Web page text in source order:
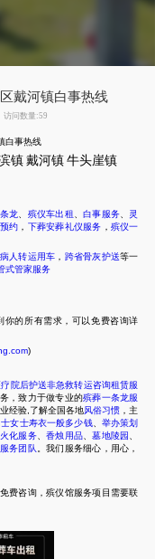
戴河镇白事热线
访问数量:59
白事热线
镇 戴河镇 牛头崖镇
龙 殡仪车出租 、白事服务
灵
约 ， 下葬安葬礼仪服务 ， 殡仪一
病人转运用车 ， 跨省骨灰护送等一
式管家服务
你的所有需求，可以免费咨询详
)
疗院后护送非急救转运咨询租赁服
，致力于做专业的殡葬一条龙服
经验,了解全国各地风俗习惯 ，主
士女士寿衣一般多少钱、 举办策划
火化服务、香烛用品 、墓地陵园
务团队
。我们服务细心，用心，
费咨询，殡仪馆服务项目需要联